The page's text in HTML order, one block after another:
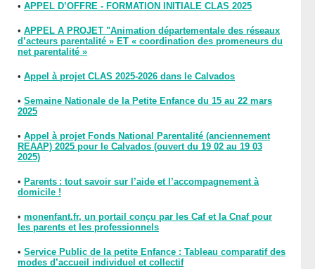
• APPEL D’OFFRE - FORMATION INITIALE CLAS 2025
• APPEL A PROJET "Animation départementale des réseaux
d’acteurs parentalité » ET « coordination des promeneurs du
net parentalité »
• Appel à projet CLAS 2025-2026 dans le Calvados
• Semaine Nationale de la Petite Enfance du 15 au 22 mars
2025
• Appel à projet Fonds National Parentalité (anciennement
REAAP) 2025 pour le Calvados (ouvert du 19 02 au 19 03
2025)
• Parents : tout savoir sur l’aide et l’accompagnement à
domicile !
• monenfant.fr, un portail conçu par les Caf et la Cnaf pour
les parents et les professionnels
• Service Public de la petite Enfance : Tableau comparatif des
modes d’accueil individuel et collectif